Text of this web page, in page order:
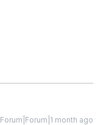
Forum|Forum|1 month ago